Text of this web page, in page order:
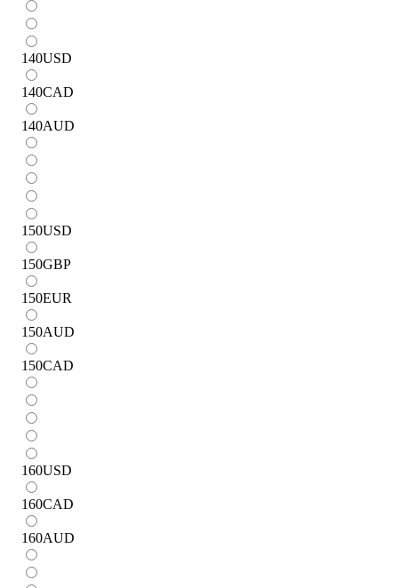
140USD
140CAD
140AUD
150USD
150GBP
150EUR
150AUD
150CAD
160USD
160CAD
160AUD